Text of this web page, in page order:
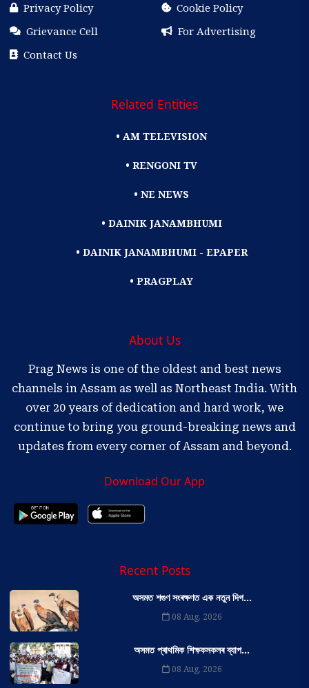
Privacy Policy
Cookie Policy
Grievance Cell
For Advertising
Contact Us
Related Entities
• AM TELEVISION
• RENGONI TV
• NE NEWS
• DAINIK JANAMBHUMI
• DAINIK JANAMBHUMI - EPAPER
• PRAGPLAY
About Us
Prag News is one of the oldest and best news
channels in Assam as well as Northeast India. With
over 20 years of dedication and hard work, we
continue to bring you ground-breaking news and
updates from every corner of Assam and beyond.
Download Our App
Recent Posts
অসমত শগুণ সংৰক্ষণত এক নতুন দিগ...
08 Aug, 2026
অসমত প্ৰাথমিক শিক্ষকসকলৰ ব্যাপ...
08 Aug, 2026